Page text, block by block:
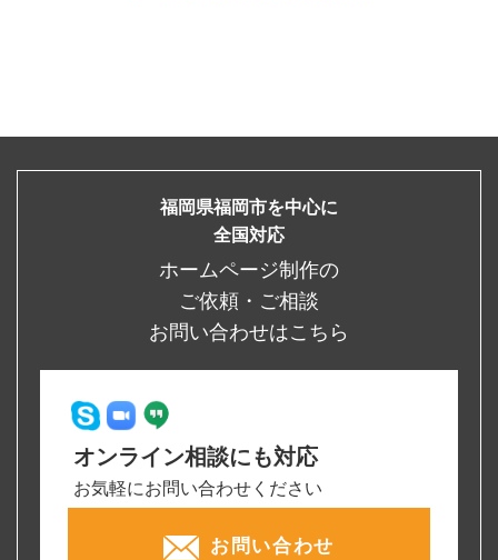
福岡県福岡市を中心に
全国対応
ホームページ制作の
ご依頼・ご相談
お問い合わせはこちら
オンライン相談にも対応
お気軽にお問い合わせください
お問い合わせ